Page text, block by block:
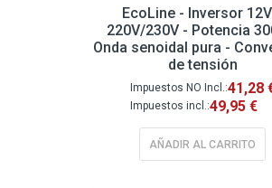
EcoLine - Inversor
220V/230V - Potencia
Onda senoidal pura -
de tensión
49,95 €
41,28
AÑADIR AL CARRITO